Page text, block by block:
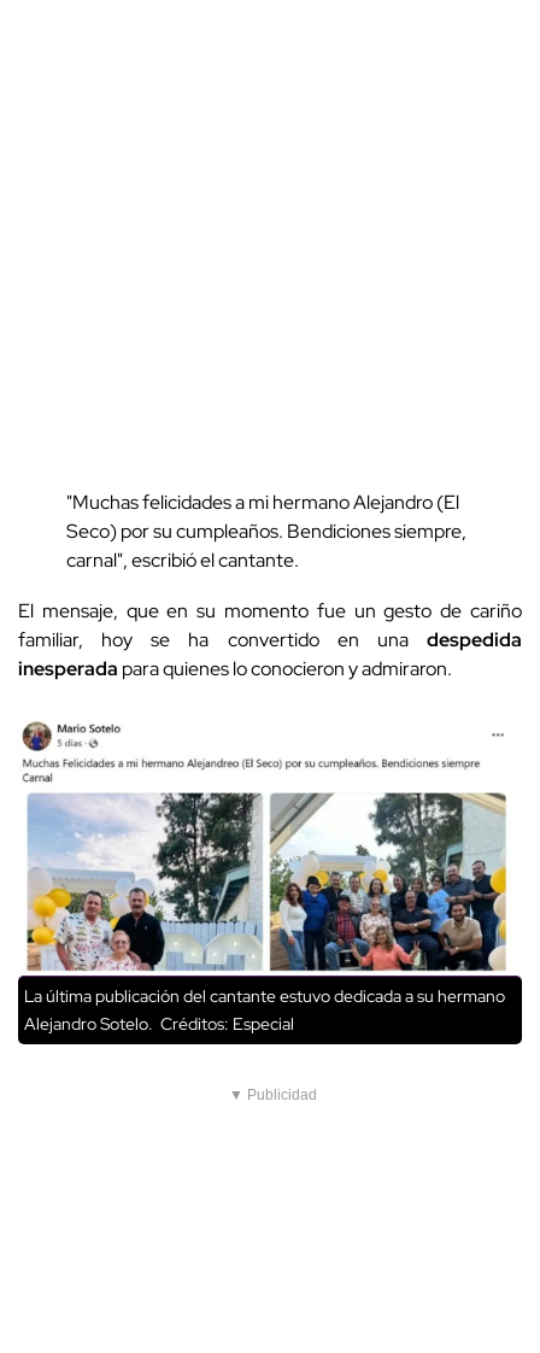
"Muchas felicidades a mi hermano Alejandro (El
Seco) por su cumpleaños. Bendiciones siempre,
carnal", escribió el cantante.
El mensaje, que en su momento fue un gesto de cariño
familiar, hoy se ha convertido en una despedida
inesperada para quienes lo conocieron y admiraron.
La última publicación del cantante estuvo dedicada a su hermano
Alejandro Sotelo. Créditos: Especial
▼ Publicidad